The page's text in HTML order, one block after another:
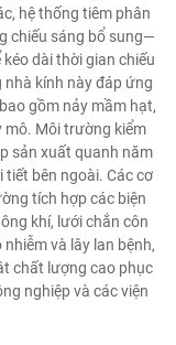
hệ thống tiêm phân
chiếu sáng bổ sung—
dài thời gian chiếu
kính này đáp ứng
gồm nảy mầm hạt,
mô. Môi trường kiểm
sản xuất quanh năm
tiết bên ngoài. Các cơ
tích hợp các biện
khí, lưới chắn côn
và lây lan bệnh,
chất lượng cao phục
nghiệp và các viện